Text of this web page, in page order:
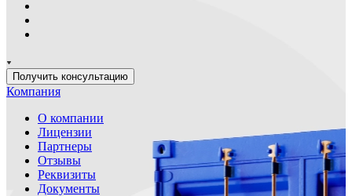
Получить консультацию
Компания
О компании
Лицензии
Партнеры
Отзывы
Реквизиты
Документы